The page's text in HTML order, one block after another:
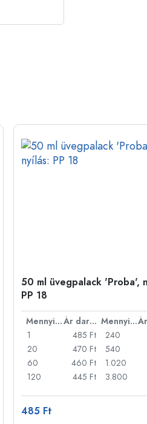
50 ml üvegpalack 'Proba',
PP 18
Mennyiség Ár darabonként Mennyiség
1
485 Ft
20
470 Ft
60
460 Ft
120
445 Ft
240
540
1.020
3.800
485 Ft